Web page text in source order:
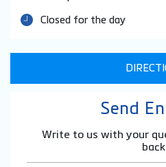
Closed for the day
Send
Write to us with your
back